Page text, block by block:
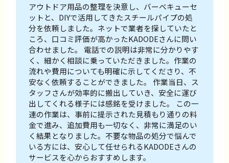
アウトドア用品の整理を決意し、バーベキューセ
ットと、DIYで活用してきたスチールパイプの処
分を依頼しました。ネットで業者を探していたと
ころ、口コミ評価が高かったKADODEさんに問い
合わせました。 電話での説明は非常に分かりやす
く、細かく相談に乗っていただきました。作業の
流れや費用についても明確に示してくださり、不
安なく依頼することができました。 作業当日、ス
タッフさんが効率的に搬出していき、安全に運び
出してくれる様子には感銘を受けました。 この一
連の作業は、事前に提示された見積もり通りの料
金で進み、追加費用も一切なく、非常に満足のい
く結果となりました。不要な物品の処分で悩んで
いる方には、安心して任せられるKADODEさんの
サービスを心からおすすめします。